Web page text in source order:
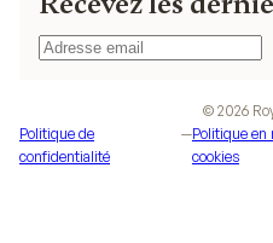
© 2026
Politique de
confidentialité
—Politique en
cookies